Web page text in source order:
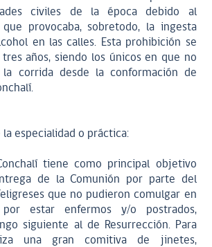
civiles de la época debido al
provocaba, sobretodo, la ingesta
en las calles. Esta prohibición se
años, siendo los únicos en que no
corrida desde la conformación de
especialidad o práctica:
tiene como principal objetivo
de la Comunión por parte del
que no pudieron comulgar en
por estar enfermos y/o postrados,
siguiente al de Resurrección. Para
una gran comitiva de jinetes,